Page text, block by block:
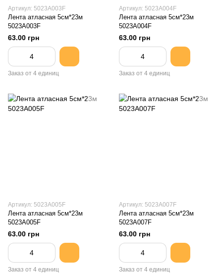
Артикул: 5023A003F
Лента атласная 5см*23м
5023A003F
63.00 грн
Заказ от 4 единиц
Артикул: 5023A004F
Лента атласная 5см*23м
5023A004F
63.00 грн
Заказ от 4 единиц
Артикул: 5023A005F
Лента атласная 5см*23м
5023A005F
63.00 грн
Заказ от 4 единиц
Артикул: 5023A007F
Лента атласная 5см*23м
5023A007F
63.00 грн
Заказ от 4 единиц